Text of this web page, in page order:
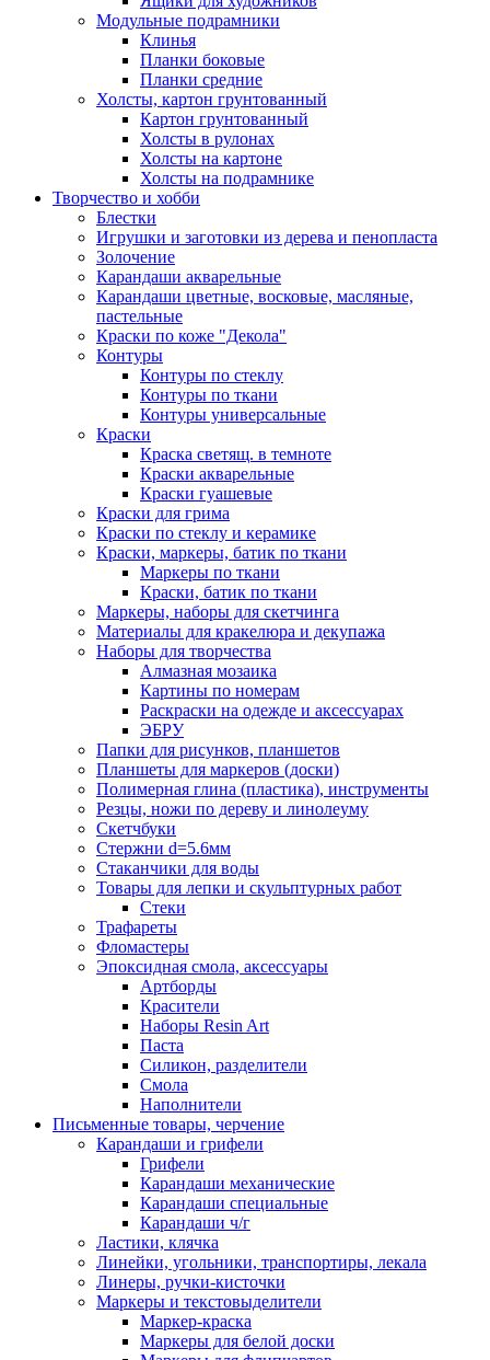
Модульные подрамники
Клинья
Планки боковые
Планки средние
Холсты, картон грунтованный
Картон грунтованный
Холсты в рулонах
Холсты на картоне
Холсты на подрамнике
Творчество и хобби
Блестки
Игрушки и заготовки из дерева и пенопласта
Золочение
Карандаши акварельные
Карандаши цветные, восковые, масляные,
пастельные
Краски по коже "Декола"
Контуры
Контуры по стеклу
Контуры по ткани
Контуры универсальные
Краски
Краска светящ. в темноте
Краски акварельные
Краски гуашевые
Краски для грима
Краски по стеклу и керамике
Краски, маркеры, батик по ткани
Маркеры по ткани
Краски, батик по ткани
Маркеры, наборы для скетчинга
Материалы для кракелюра и декупажа
Наборы для творчества
Алмазная мозаика
Картины по номерам
Раскраски на одежде и аксессуарах
ЭБРУ
Папки для рисунков, планшетов
Планшеты для маркеров (доски)
Полимерная глина (пластика), инструменты
Резцы, ножи по дереву и линолеуму
Скетчбуки
Стержни d=5.6мм
Стаканчики для воды
Товары для лепки и скульптурных работ
Стеки
Трафареты
Фломастеры
Эпоксидная смола, аксессуары
Артборды
Красители
Наборы Resin Art
Паста
Силикон, разделители
Смола
Наполнители
Письменные товары, черчение
Карандаши и грифели
Грифели
Карандаши механические
Карандаши специальные
Карандаши ч/г
Ластики, клячка
Линейки, угольники, транспортиры, лекала
Линеры, ручки-кисточки
Маркеры и текстовыделители
Маркер-краска
Маркеры для белой доски